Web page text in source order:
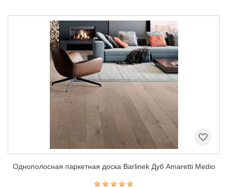
Однополосная паркетная доска Barlinek Дуб Amaretti Medio